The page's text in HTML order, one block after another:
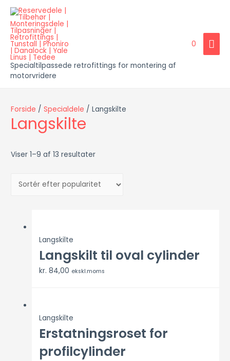
Specialtilpassede retrofittings for montering af
motorvridere
0
Forside /Specialdele / Langskilte
Langskilte
Viser 1–9 af 13 resultater
Langskilte
Langskilt til oval cylinder
kr. 84,00 ekskl.moms
Langskilte
Erstatningsroset for
profilcylinder